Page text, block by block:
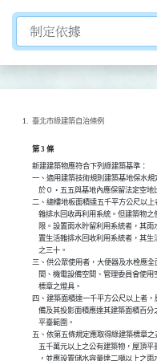
切換選擇法規資訊內容
臺北市綠建築自治條例
第 3 條
新建建築物應符合下列綠建築基準：
一、適用建築技術規則建築基地保水
於０‧五五與基地內應保留法定空地
二、總樓地板面積達五千平方公尺以
雜排水回收再利用系統。但建築物
限。設置雨水貯留利用系統者，其
置生活雜排水回收利用系統者，其
    之三十。
三、供公眾使用者，大便器及水栓應
間、機電設備空間、管理委員會使
    標章之燈具。
四、建築面積達一千平方公尺以上者
備及其投影面積應達其建築面積百
    平臺範圍。
五、依第五條規定應取得綠建築標章
五千萬元以上之公有建築物，屋頂
，並應設置儲水容量達二噸以上之